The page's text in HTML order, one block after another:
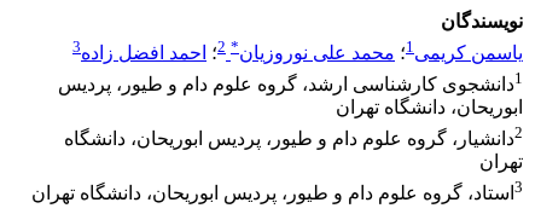
نویسندگان
یاسمن کریمی1؛ محمد علی نوروزیان*
2؛ احمد افضل‌ زاده3
1دانشجوی کارشناسی ارشد، گروه علوم دام و طیور، پردیس
ابوریحان، دانشگاه تهران
2دانشیار، گروه علوم دام و طیور، پردیس ابوریحان، دانشگاه
تهران
3 استاد، گروه علوم دام و طیور، پردیس ابوریحان، دانشگاه تهران